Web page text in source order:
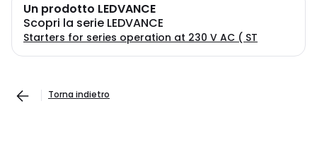
Un prodotto LEDVANCE
Scopri la serie LEDVANCE
Starters for series operation at 230 V AC ( ST
Torna indietro